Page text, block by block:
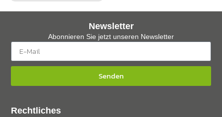
Rechtliches
Newsletter
Abonnieren Sie jetzt unseren Newsletter
Senden